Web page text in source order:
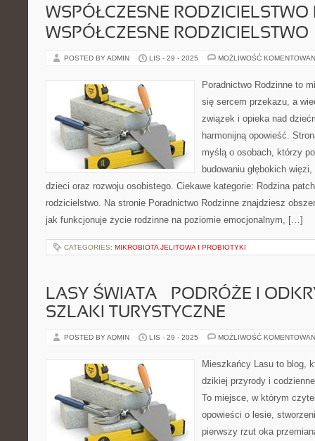
WSPÓŁCZESNE RODZICIELSTWO
WSPÓŁCZESNE RODZICIELSTWO
POSTED BY ADMIN LIS - 29 - 2025 MOŻLIWOŚĆ
Poradnictwo Rodzinne to
się sercem przekazu, a
związek i opieka nad
harmonijną opowieść.
myślą o osobach, którzy
budowaniu głębokich
dzieci oraz rozwoju osobistego. Ciekawe kategorie: Rodzina
rodzicielstwo. Na stronie Poradnictwo Rodzinne znajdziesz
jak funkcjonuje życie rodzinne na poziomie emocjonalnym, […]
CATEGORIES: MIKROBIOTA JELITOWA I PROBIOTYKI
LASY ŚWIATA – PODRÓŻE I
SZLAKI TURYSTYCZNE
POSTED BY ADMIN LIS - 29 - 2025 MOŻLIWOŚĆ
Mieszkańcy Lasu to blog,
dzikiej przyrody i
To miejsce, w którym
opowieści o lesie,
pierwszy rzut oka